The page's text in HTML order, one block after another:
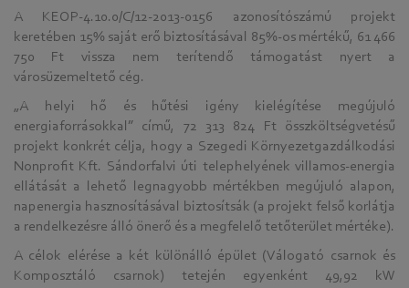
A KEOP-4.10.0/C/12-2013-0156 azonosítószámú projekt
keretében 15% saját erő biztosításával 85%-os mértékű, 61 466
750 Ft vissza nem terítendő támogatást nyert a
városüzemeltető cég.
„A helyi hő és hűtési igény kielégítése megújuló
energiaforrásokkal” című, 72 313 824 Ft összköltségvetésű
projekt konkrét célja, hogy a Szegedi Környezetgazdálkodási
Nonprofit Kft. Sándorfalvi úti telephelyének villamos-energia
ellátását a lehető legnagyobb mértékben megújuló alapon,
napenergia hasznosításával biztosítsák (a projekt felső korlátja
a rendelkezésre álló önerő és a megfelelő tetőterület mértéke).
A célok elérése a két különálló épület (Válogató csarnok és
Komposztáló csarnok) tetején egyenként 49,92 kW